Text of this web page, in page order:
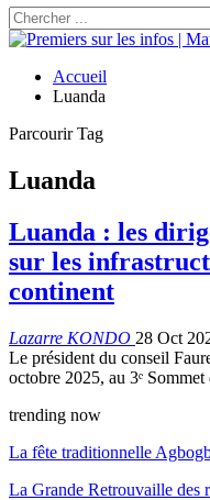
Accueil
Luanda
Parcourir Tag
Luanda
Luanda : les
sur les
continent
Lazarre KONDO 28 Oct
Le président du conseil
octobre 2025, au 3ᵉ
trending now
La fête traditionnelle
La Grande Retrouvaille des